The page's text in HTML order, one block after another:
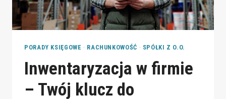
PORADY KSIĘGOWE · RACHUNKOWOŚĆ · SPÓŁKI Z O.O.
Inwentaryzacja w firmie
– Twój klucz do